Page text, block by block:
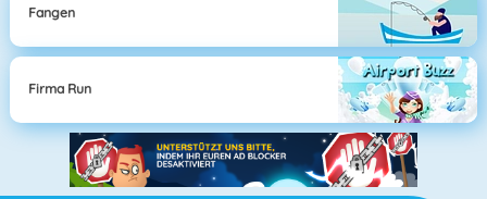
Fangen
Firma Run